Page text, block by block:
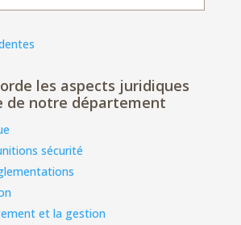
les aspects juridiques
de notre département
sécurité
et la gestion